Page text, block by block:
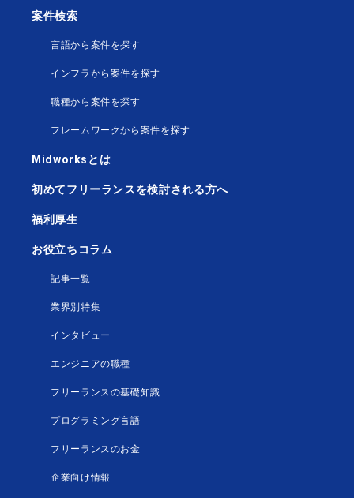
案件検索
言語から案件を探す
インフラから案件を探す
職種から案件を探す
フレームワークから案件を探す
Midworksとは
初めてフリーランスを検討される方へ
福利厚生
お役立ちコラム
記事一覧
業界別特集
インタビュー
エンジニアの職種
フリーランスの基礎知識
プログラミング言語
フリーランスのお金
企業向け情報